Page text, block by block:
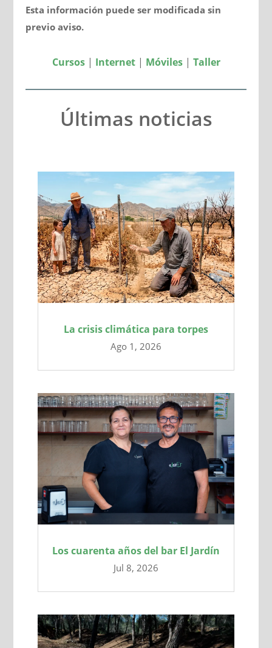
Esta información puede ser modificada sin
previo aviso.
Cursos| Internet| Móviles| Taller
Últimas noticias
La crisis climática para torpes
Ago 1, 2026
Los cuarenta años del bar El Jardín
Jul 8, 2026